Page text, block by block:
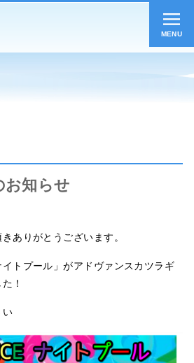
MENU
お知らせ
ありがとうございます。
トプール」がアドヴァンスカツラギ
！
い